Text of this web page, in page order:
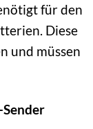
für den
Diese
und müssen